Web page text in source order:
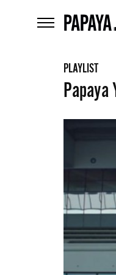
home
PLAYLIST